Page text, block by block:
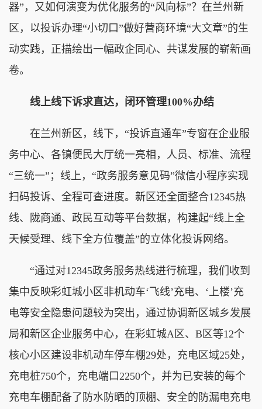
器”，又如何演变为优化服务的“风向标”？在兰州新
区，以投诉办理“小切口”做好营商环境“大文章”的生
动实践，正描绘出一幅政企同心、共谋发展的崭新画
卷。
线上线下诉求直达，闭环管理100%办结
在兰州新区，线下，“投诉直通车”专窗在企业服
务中心、各镇便民大厅统一亮相，人员、标准、流程
“三统一”；线上，“政务服务意见码”微信小程序实现
扫码投诉、全程可查进度。新区还全面整合12345热
线、陇商通、政民互动等平台数据，构建起“线上全
天候受理、线下全方位覆盖”的立体化投诉网络。
“通过对12345政务服务热线进行梳理，我们收到
集中反映彩虹城小区非机动车‘飞线’充电、‘上楼’充
电等安全隐患问题较为突出，通过协调新区城乡发展
局和新区企业服务中心，在彩虹城A区、B区等12个
核心小区建设非机动车停车棚29处，充电区域25处，
充电桩750个，充电端口2250个，并为已安装的每个
充电车棚配备了防水防晒的顶棚、安全的防漏电充电